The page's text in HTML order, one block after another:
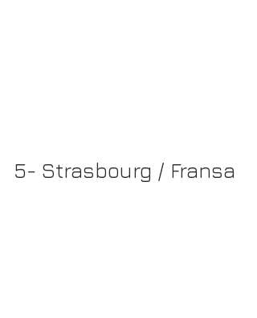
5- Strasbourg / Fransa